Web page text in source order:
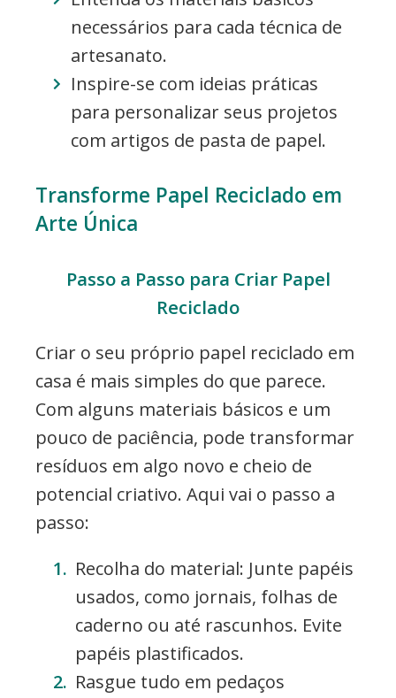
necessários para cada técnica de
artesanato.
Inspire-se com ideias práticas
para personalizar seus projetos
com artigos de pasta de papel.
Transforme Papel Reciclado em
Arte Única
Passo a Passo para Criar Papel
Reciclado
Criar o seu próprio papel reciclado em
casa é mais simples do que parece.
Com alguns materiais básicos e um
pouco de paciência, pode transformar
resíduos em algo novo e cheio de
potencial criativo. Aqui vai o passo a
passo:
Recolha do material: Junte papéis
usados, como jornais, folhas de
caderno ou até rascunhos. Evite
papéis plastificados.
Rasgue tudo em pedaços